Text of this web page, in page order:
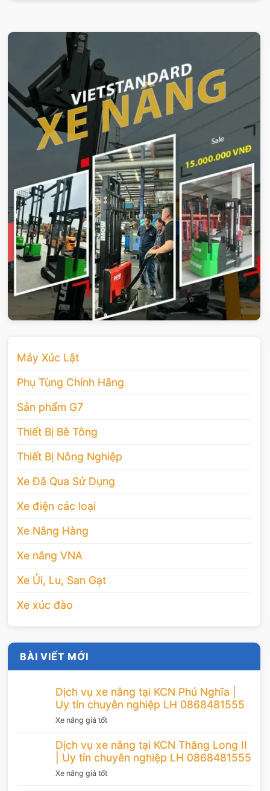
VIETSTANDARD VIỆT NAM
Xe-nang
Máy Xúc Lật
Phụ Tùng Chính Hãng
Sản phẩm G7
Thiết Bị Bê Tông
Thiết Bị Nông Nghiệp
Xe Đã Qua Sử Dụng
Xe điện các loại
Xe Nâng Hàng
Xe nâng VNA
Xe Ủi, Lu, San Gạt
Xe xúc đào
BÀI VIẾT MỚI
Dịch vụ xe nâng tại KCN Phú Nghĩa |
Uy tín chuyên nghiệp LH 0868481555
Xe nâng giá tốt
Dịch vụ xe nâng tại KCN Thăng Long II
| Uy tín chuyên nghiệp LH 0868481555
Xe nâng giá tốt